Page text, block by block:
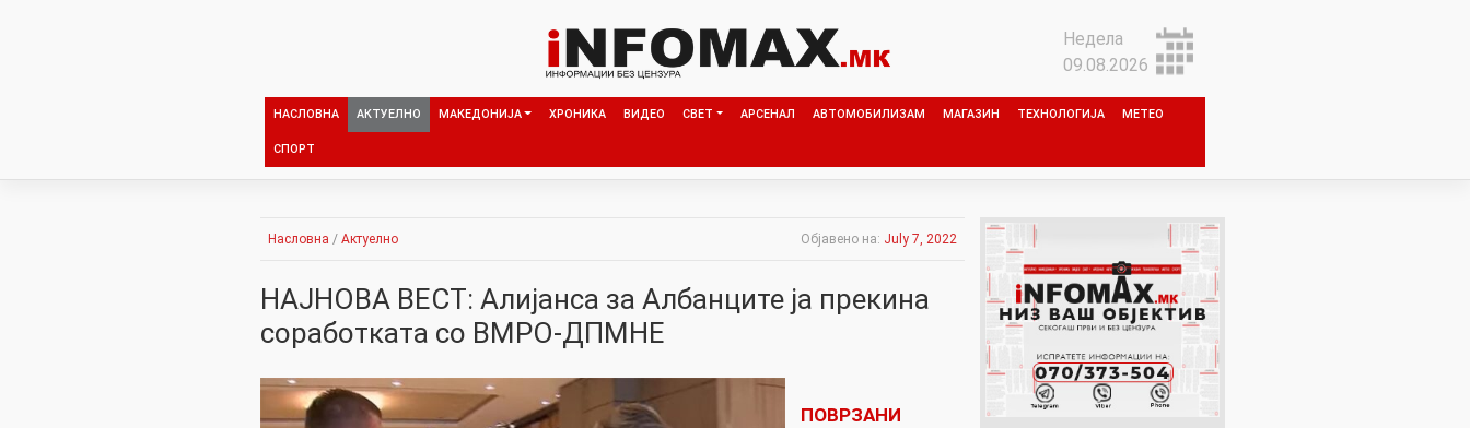
Недела
09.08.2026
НАСЛОВНА АКТУЕЛНО МАКЕДОНИЈА ХРОНИКА ВИДЕО СВЕТ АРСЕНАЛ АВТОМОБИЛИЗАМ МАГАЗИН ТЕХНОЛОГИЈА МЕТЕО
СПОРТ
Насловна / Актуелно Објавено на: July 7, 2022
НАЈНОВА ВЕСТ: Алијанса за Албанците ја прекина
соработката со ВМРО-ДПМНЕ
ПОВРЗАНИ